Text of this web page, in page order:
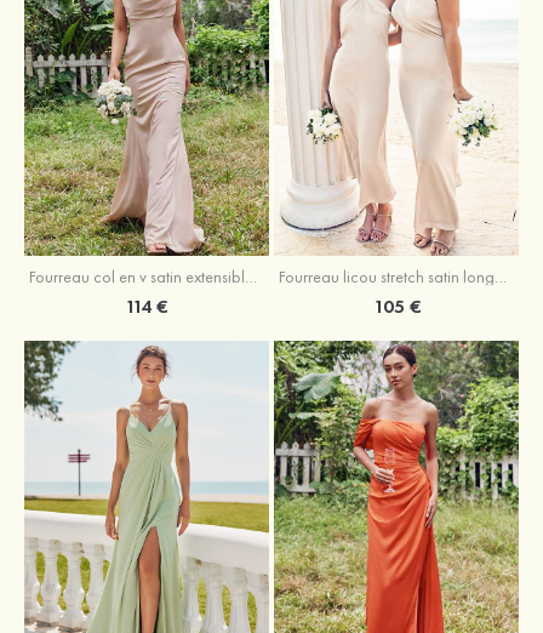
Fourreau col en v satin extensible ras du sol robe de demoiselle d'honneur
114 €
Fourreau licou stretch satin longueur cheville robe de demoiselle d'honneur
105 €